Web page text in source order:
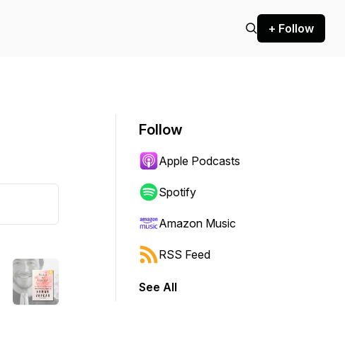
+ Follow
Follow
Apple Podcasts
Spotify
Amazon Music
RSS Feed
See All